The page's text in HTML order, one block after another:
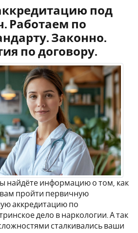
под
Работаем по
Законно.
по договору.
найдёте информацию о том, как
пройти первичную
аккредитацию по
дело в наркологии. А так
сталкивались ваши